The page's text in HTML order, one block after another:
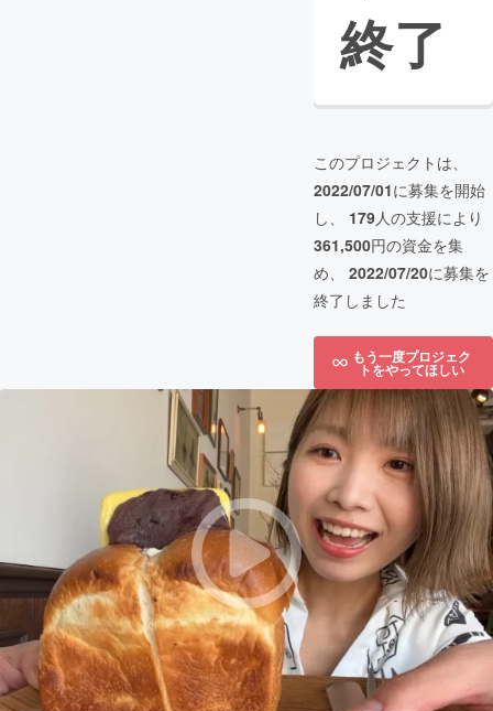
終了
このプロジェクトは、
2022/07/01に募集を開始
し、 179人の支援により
361,500円の資金を集
め、 2022/07/20に募集を
終了しました
もう一度プロジェク
トをやってほしい